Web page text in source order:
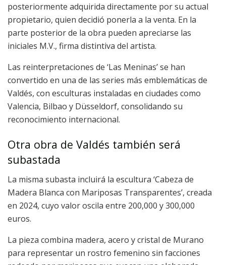
posteriormente adquirida directamente por su actual
propietario, quien decidió ponerla a la venta. En la
parte posterior de la obra pueden apreciarse las
iniciales M.V., firma distintiva del artista.
Las reinterpretaciones de ‘Las Meninas’ se han
convertido en una de las series más emblemáticas de
Valdés, con esculturas instaladas en ciudades como
Valencia, Bilbao y Düsseldorf, consolidando su
reconocimiento internacional.
Otra obra de Valdés también será
subastada
La misma subasta incluirá la escultura ‘Cabeza de
Madera Blanca con Mariposas Transparentes’, creada
en 2024, cuyo valor oscila entre 200,000 y 300,000
euros.
La pieza combina madera, acero y cristal de Murano
para representar un rostro femenino sin facciones